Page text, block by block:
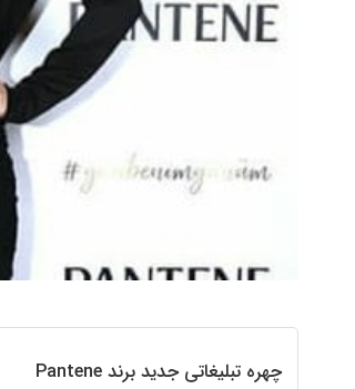
چهره تبلیغاتی جدید برند Pantene